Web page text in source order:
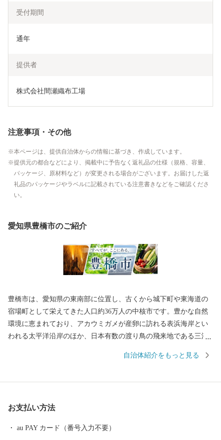
受付期間
通年
提供者
株式会社間瀬織布工場
注意事項・その他
本ページは、提供自治体からの情報に基づき、作成しています。
提供元の都合などにより、掲載中に予告なく返礼品の仕様（規格、容量、
パッケージ、原材料など）が変更される場合がございます。お届けした返
礼品のパッケージやラベルに記載されている注意書きなどをご確認くださ
い。
愛知県豊橋市のご紹介
豊橋市は、愛知県の東南部に位置し、古くから城下町や東海道の
宿場町として栄えてきた人口約36万人の中核市です。豊かな自然
環境に恵まれており、アカウミガメが産卵に訪れる表浜海岸とい
われる太平洋沿岸のほか、日本有数の渡り鳥の飛来地である三河
費地が近いこともあり全国有数の農業産地となっています。三河
「とよはし食文化」の4つのコンテンツを核として、豊橋の魅力を
全国に発信していくシティプロモーションを推進しています。ふ
自治体紹介をもっと見る
お支払い方法
au PAY カード（番号入力不要）